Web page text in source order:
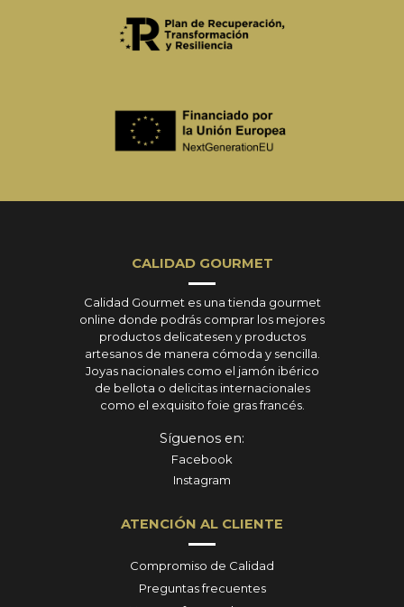
CALIDAD GOURMET
Calidad Gourmet es una tienda gourmet
online donde podrás comprar los mejores
productos delicatesen y productos
artesanos de manera cómoda y sencilla.
Joyas nacionales como el jamón ibérico
de bellota o delicitas internacionales
como el exquisito foie gras francés.
Síguenos en:
Facebook
Instagram
ATENCIÓN AL CLIENTE
Compromiso de Calidad
Preguntas frecuentes